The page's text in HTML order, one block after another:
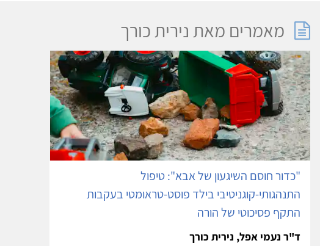
מאמרים מאת נירית כורך
"כדור חוסם השיגעון של אבא": טיפול
התנהגותי-קוגניטיבי בילד פוסט-טראומטי בעקבות
התקף פסיכוטי של הורה
ד"ר נעמי אפל, נירית כורך